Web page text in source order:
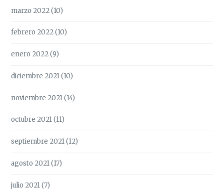
marzo 2022(10)
febrero 2022(10)
enero 2022(9)
diciembre 2021(10)
noviembre 2021(14)
octubre 2021(11)
septiembre 2021(12)
agosto 2021(17)
julio 2021(7)